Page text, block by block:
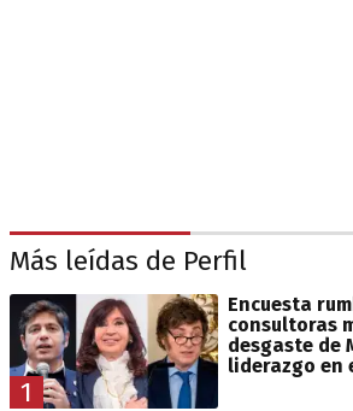
Más leídas de Perfil
1
Encuesta
consultoras
desgaste de
liderazgo en